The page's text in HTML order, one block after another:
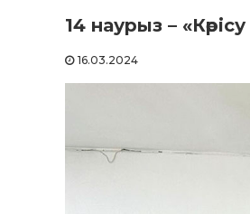
14 наурыз –
16.03.2024